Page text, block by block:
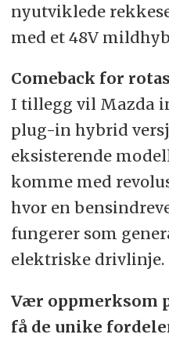
nyutviklede
med et 48V
Comeback for
I tillegg vil Mazda
plug-in hybrid
eksisterende
komme med
hvor en
fungerer som
elektriske drivlinje.
Vær oppmerksom
få de unike